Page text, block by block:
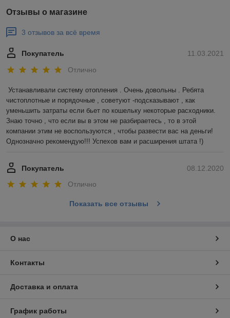
Отзывы о магазине
3 отзывов за всё время
11.03.2021
Покупатель
Отлично
Устанавливали систему отопления . Очень довольны . Ребята
чистоплотные и порядочные , советуют -подсказывают , как
уменьшить затраты если бьет по кошельку некоторые расходники.
Знаю точно , что если вы в этом не разбираетесь , то в этой
компании этим не воспользуются , чтобы развести вас на деньги!
Однозначно рекомендую!!! Успехов вам и расширения штата !)
08.12.2020
Покупатель
Отлично
Показать все отзывы
О нас
Контакты
Доставка и оплата
График работы